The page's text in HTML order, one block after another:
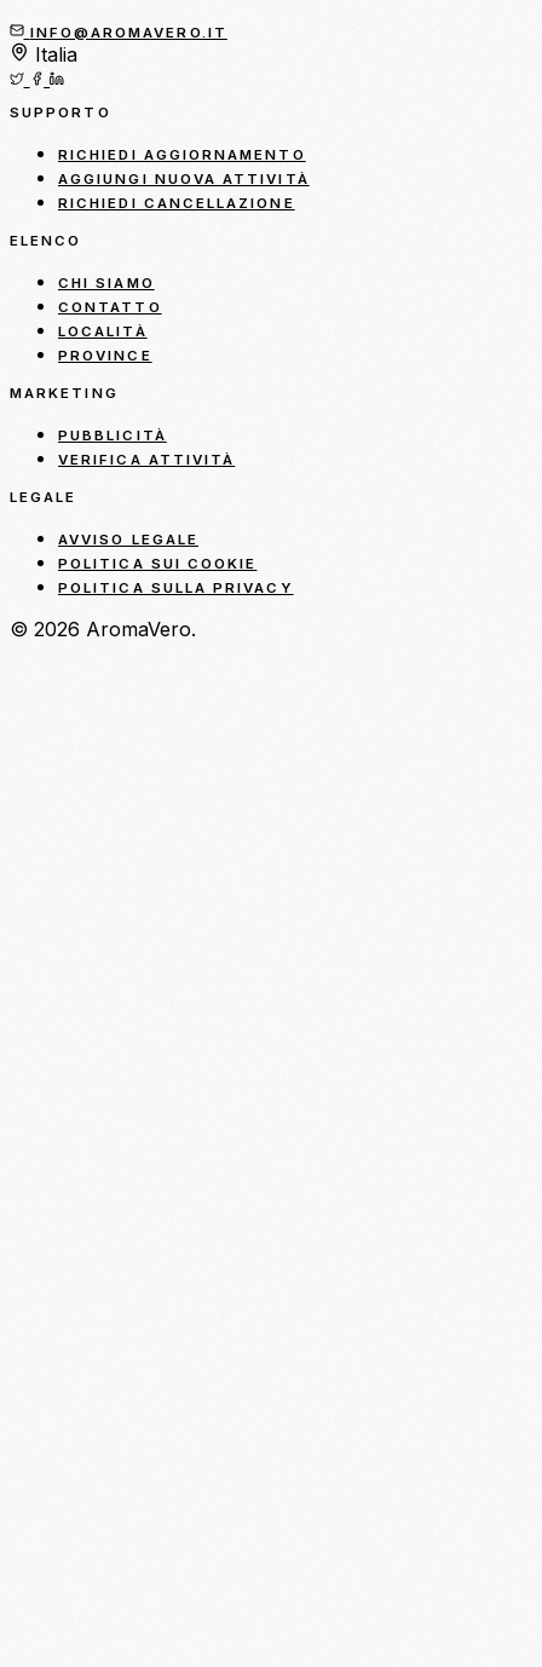
INFO@AROMAVERO.IT
Italia
SUPPORTO
RICHIEDI AGGIORNAMENTO
AGGIUNGI NUOVA ATTIVITÀ
RICHIEDI CANCELLAZIONE
ELENCO
CHI SIAMO
CONTATTO
LOCALITÀ
PROVINCE
MARKETING
PUBBLICITÀ
VERIFICA ATTIVITÀ
LEGALE
AVVISO LEGALE
POLITICA SUI COOKIE
POLITICA SULLA PRIVACY
© 2026 AromaVero.